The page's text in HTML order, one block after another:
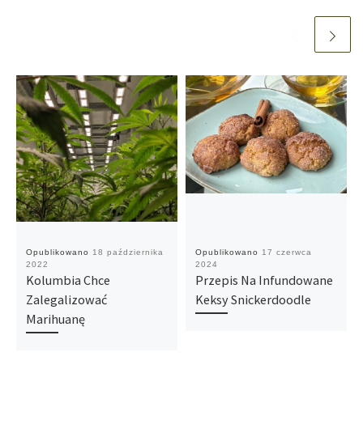
Opublikowano
18 października
2022
Kolumbia Chce
Zalegalizować
Marihuanę
Opublikowano
17 czerwca
2024
Przepis Na Infundowane
Keksy Snickerdoodle